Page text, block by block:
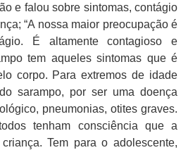
e falou sobre sintomas, contágio
“A nossa maior preocupação é
É altamente contagioso e
tem aqueles sintomas que é
corpo. Para extremos de idade
sarampo, por ser uma doença
pneumonias, otites graves.
tenham consciência que a
Tem para o adolescente,